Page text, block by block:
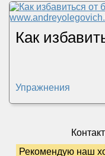
Как
Упражнения
Рекомендую наш